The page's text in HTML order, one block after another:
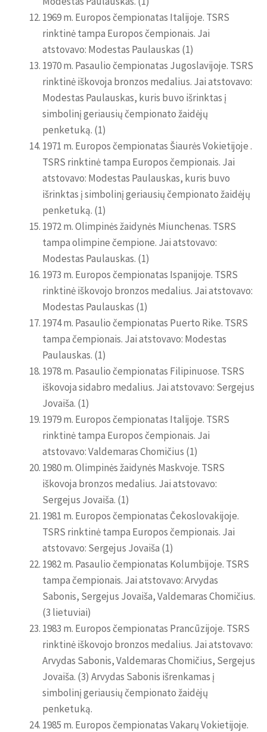
1969 m. Europos čempionatas Italijoje. TSRS
rinktinė tampa Europos čempionais. Jai
atstovavo: Modestas Paulauskas (1)
1970 m. Pasaulio čempionatas Jugoslavijoje. TSRS
rinktinė iškovoja bronzos medalius. Jai atstovavo:
Modestas Paulauskas, kuris buvo išrinktas į
simbolinį geriausių čempionato žaidėjų
penketuką. (1)
1971 m. Europos čempionatas Šiaurės Vokietijoje .
TSRS rinktinė tampa Europos čempionais. Jai
atstovavo: Modestas Paulauskas, kuris buvo
išrinktas į simbolinį geriausių čempionato žaidėjų
penketuką. (1)
1972 m. Olimpinės žaidynės Miunchenas. TSRS
tampa olimpine čempione. Jai atstovavo:
Modestas Paulauskas. (1)
1973 m. Europos čempionatas Ispanijoje. TSRS
rinktinė iškovojo bronzos medalius. Jai atstovavo:
Modestas Paulauskas (1)
1974 m. Pasaulio čempionatas Puerto Rike. TSRS
tampa čempionais. Jai atstovavo: Modestas
Paulauskas. (1)
1978 m. Pasaulio čempionatas Filipinuose. TSRS
iškovoja sidabro medalius. Jai atstovavo: Sergejus
Jovaiša. (1)
1979 m. Europos čempionatas Italijoje. TSRS
rinktinė tampa Europos čempionais. Jai
atstovavo: Valdemaras Chomičius (1)
1980 m. Olimpinės žaidynės Maskvoje. TSRS
iškovoja bronzos medalius. Jai atstovavo:
Sergejus Jovaiša. (1)
1981 m. Europos čempionatas Čekoslovakijoje.
TSRS rinktinė tampa Europos čempionais. Jai
atstovavo: Sergejus Jovaiša (1)
1982 m. Pasaulio čempionatas Kolumbijoje. TSRS
tampa čempionais. Jai atstovavo: Arvydas
Sabonis, Sergejus Jovaiša, Valdemaras Chomičius.
(3 lietuviai)
1983 m. Europos čempionatas Prancūzijoje. TSRS
rinktinė iškovojo bronzos medalius. Jai atstovavo:
Arvydas Sabonis, Valdemaras Chomičius, Sergejus
Jovaiša. (3) Arvydas Sabonis išrenkamas į
simbolinį geriausių čempionato žaidėjų
penketuką.
1985 m. Europos čempionatas Vakarų Vokietijoje.